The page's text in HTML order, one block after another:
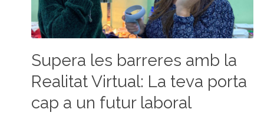
Supera les barreres amb la
Realitat Virtual: La teva porta
cap a un futur laboral